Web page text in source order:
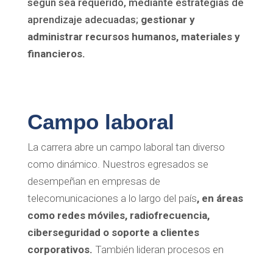
según sea requerido, mediante estrategias de
aprendizaje adecuadas; gestionar y
administrar recursos humanos, materiales y
financieros.
Campo laboral
La carrera abre un campo laboral tan diverso
como dinámico. Nuestros egresados se
desempeñan en empresas de
telecomunicaciones a lo largo del país, en áreas
como redes móviles, radiofrecuencia,
ciberseguridad o soporte a clientes
corporativos. También lideran procesos en